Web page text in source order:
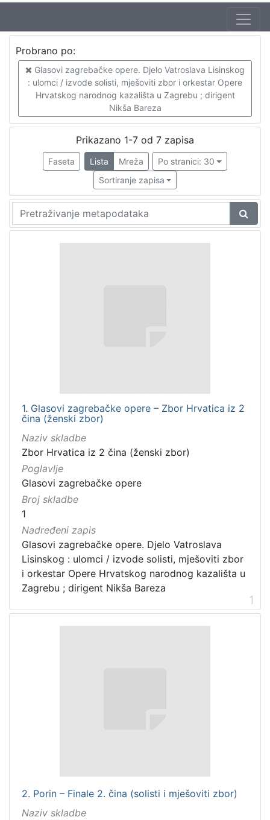
Probrano po:
Glasovi zagrebačke opere. Djelo Vatroslava Lisinskog
: ulomci / izvode solisti, mješoviti zbor i orkestar Opere
Hrvatskog narodnog kazališta u Zagrebu ; dirigent
Nikša Bareza
Prikazano 1-7 od 7 zapisa
Faseta Lista Mreža
Po stranici: 30
Sortiranje zapisa
1. Glasovi zagrebačke opere – Zbor Hrvatica iz 2
čina (ženski zbor)
Naziv skladbe
Zbor Hrvatica iz 2 čina (ženski zbor)
Poglavlje
Glasovi zagrebačke opere
Broj skladbe
1
Nadređeni zapis
Glasovi zagrebačke opere. Djelo Vatroslava
Lisinskog : ulomci / izvode solisti, mješoviti zbor
i orkestar Opere Hrvatskog narodnog kazališta u
Zagrebu ; dirigent Nikša Bareza
1
2. Porin – Finale 2. čina (solisti i mješoviti zbor)
Naziv skladbe